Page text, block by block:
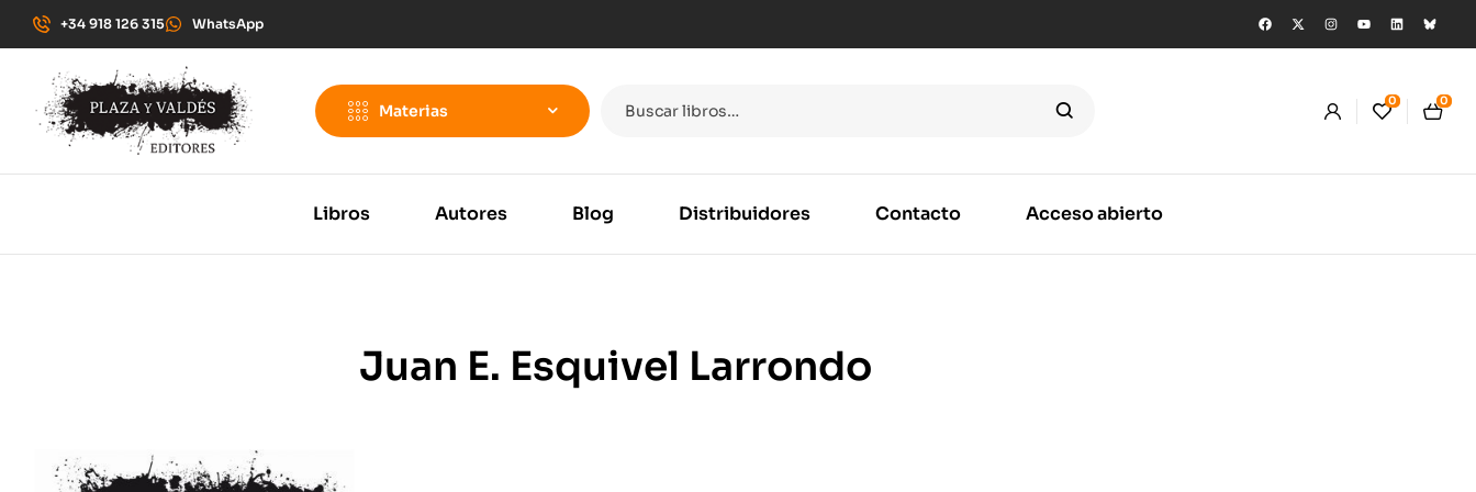
+34 918 126 315 WhatsApp
Materias
0 0
Libros Autores Blog Distribuidores Contacto Acceso abierto
Juan E. Esquivel Larrondo